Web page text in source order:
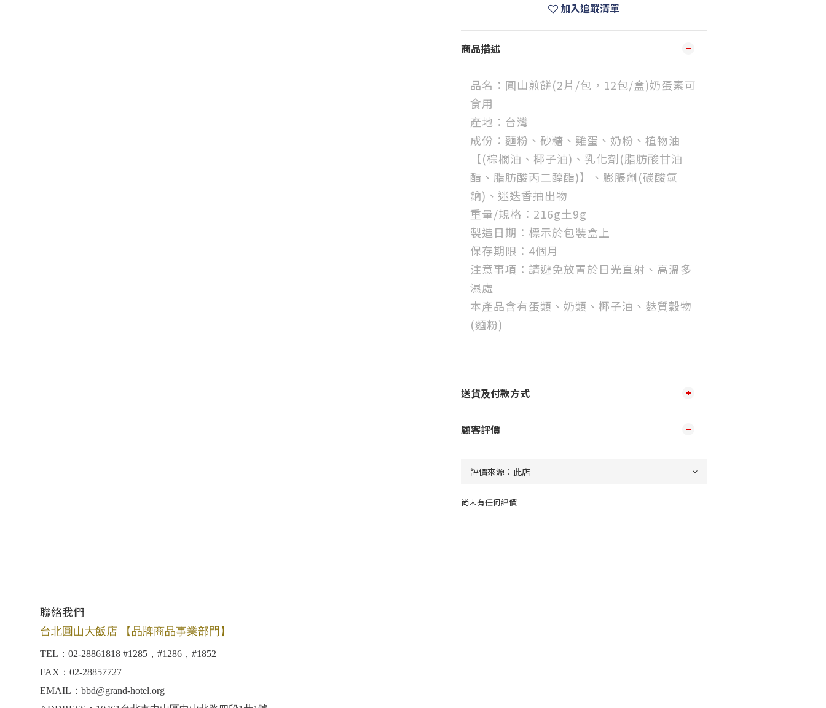
加入追蹤清單
商品描述
品名：圓山煎餅(2片/包，12包/盒)奶蛋素可
食用
產地：台灣
成份：麵粉、砂糖、雞蛋、奶粉、植物油
【(棕櫚油、椰子油)、乳化劑(脂肪酸甘油
酯、脂肪酸丙二醇酯)】、膨脹劑(碳酸氫
鈉)、迷迭香抽出物
重量/規格：216g土9g
製造日期：標示於包裝盒上
保存期限：4個月
注意事項：請避免放置於日光直射、高溫多
濕處
本產品含有蛋類、奶類、椰子油、麩質穀物
(麵粉)
送貨及付款方式
顧客評價
尚未有任何評價
聯絡我們
台北圓山大飯店 【品牌商品事業部門】
TEL：02-28861818 #1285，#1286，#1852
FAX：02-28857727
EMAIL：bbd@grand-hotel.org